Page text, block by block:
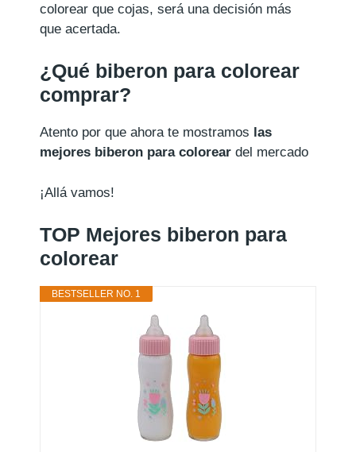
colorear que cojas, será una decisión más
que acertada.
¿Qué biberon para colorear
comprar?
Atento por que ahora te mostramos las
mejores biberon para colorear del mercado
¡Allá vamos!
TOP Mejores biberon para
colorear
BESTSELLER NO. 1